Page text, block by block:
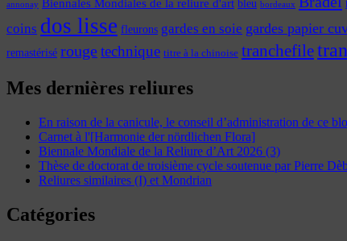
annonay Biennales Mondiales de la reliure d'art bleu bordeaux
coins dos lisse fleurons gardes en soie gardes papier
remastérisé rougetechnique titre à la chinoise tranchefile
Mes dernières reliures
En raison de la canicule, le conseil d’administration de ce
Carnet à l'[Harmonie der nördlichen Flora]
Biennale Mondiale de la Reliure d’Art 2026 (3)
Thèse de doctorat de troisième cycle soutenue par Pierre
Reliures similaires (I) et Mondrian
Catégories